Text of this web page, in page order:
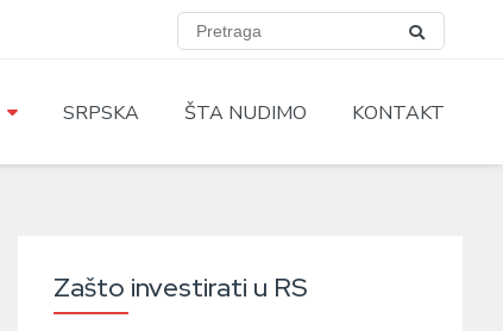
SRPSKA ŠTA NUDIMO KONTAKT
Zašto investirati u RS